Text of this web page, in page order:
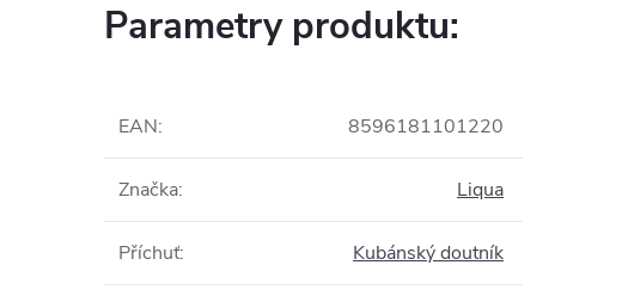
Parametry produktu:
EAN: 8596181101220
Značka: Liqua
Příchuť: Kubánský doutník